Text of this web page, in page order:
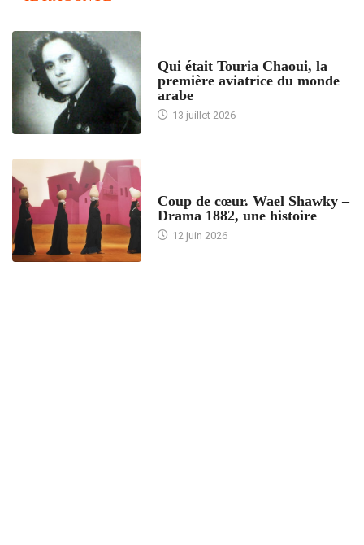
Qui était Touria Chaoui, la
première aviatrice du monde
arabe
13 juillet 2026
Coup de cœur. Wael Shawky –
Drama 1882, une histoire
12 juin 2026